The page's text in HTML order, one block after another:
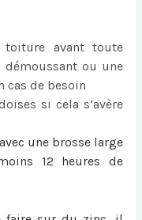
toiture avant toute
démoussant ou une
cas de besoin
si cela s’avère
une brosse large
12 heures de